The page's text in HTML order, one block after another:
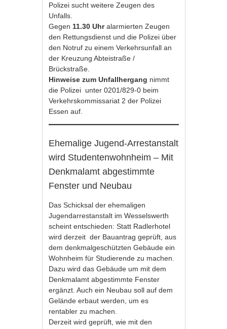
Polizei sucht weitere Zeugen des
Unfalls.
Gegen 11.30 Uhralarmierten Zeugen
den Rettungsdienst und die Polizei über
den Notruf zu einem Verkehrsunfall an
der Kreuzung Abteistraße /
Brückstraße.
Hinweise zum Unfallhergang nimmt
die Polizei unter 0201/829-0 beim
Verkehrskommissariat 2 der Polizei
Essen auf.
Ehemalige Jugend-Arrestanstalt
wird Studentenwohnheim – Mit
Denkmalamt abgestimmte
Fenster und Neubau
Das Schicksal der ehemaligen
Jugendarrestanstalt im Wesselswerth
scheint entschieden: Statt Radlerhotel
wird derzeit der Bauantrag geprüft, aus
dem denkmalgeschützten Gebäude ein
Wohnheim für Studierende zu machen.
Dazu wird das Gebäude um mit dem
Denkmalamt abgestimmte Fenster
ergänzt. Auch ein Neubau soll auf dem
Gelände erbaut werden, um es
rentabler zu machen.
Derzeit wird geprüft, wie mit den